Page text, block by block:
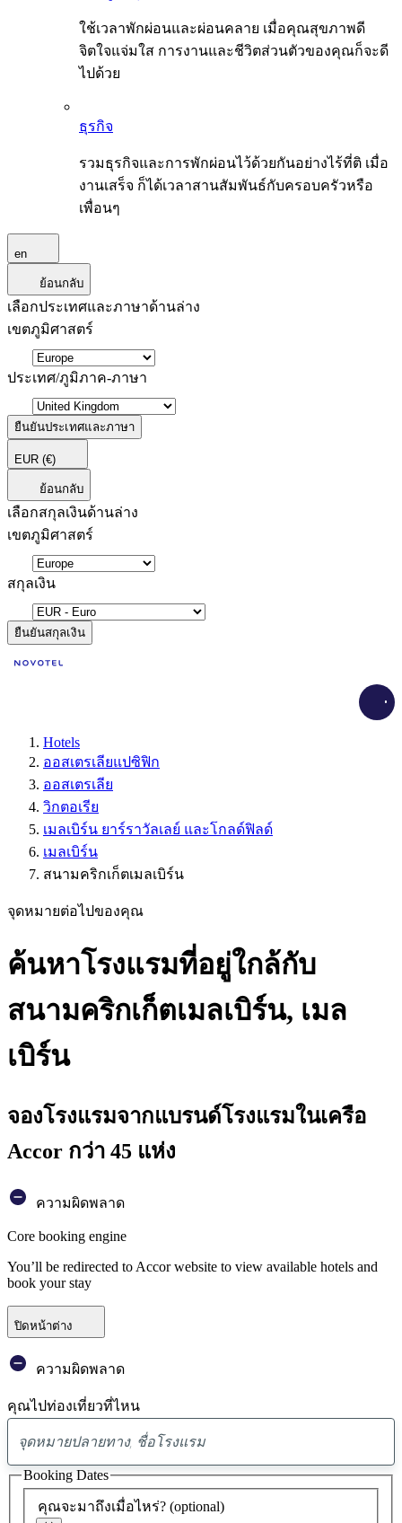
ใช้เวลาพักผ่อนและผ่อนคลาย เมื่อคุณสุขภาพดี
จิตใจแจ่มใส การงานและชีวิตส่วนตัวของคุณก็จะดี
ไปด้วย
ธุรกิจ
รวมธุรกิจและการพักผ่อนไว้ด้วยกันอย่างไร้ที่ติ เมื่อ
งานเสร็จ ก็ได้เวลาสานสัมพันธ์กับครอบครัวหรือ
เพื่อนๆ
en
ย้อนกลับ
เลือกประเทศและภาษาด้านล่าง
เขตภูมิศาสตร์
ประเทศ/ภูมิภาค-ภาษา
ยืนยันประเทศและภาษา
EUR (€)
ย้อนกลับ
เลือกสกุลเงินด้านล่าง
เขตภูมิศาสตร์
สกุลเงิน
ยืนยันสกุลเงิน
Hotels
ออสเตรเลียแปซิฟิก
ออสเตรเลีย
วิกตอเรีย
เมลเบิร์น ยาร์ราวัลเลย์ และโกลด์ฟิลด์
เมลเบิร์น
สนามคริกเก็ตเมลเบิร์น
จุดหมายต่อไปของคุณ
ค้นหาโรงแรมที่อยู่ใกล้กับ
สนามคริกเก็ตเมลเบิร์น, เมล
เบิร์น
จองโรงแรมจากแบรนด์โรงแรมในเครือ
Accor กว่า 45 แห่ง
ความผิดพลาด
Core booking engine
You’ll be redirected to Accor website to view available hotels and
book your stay
ปิดหน้าต่าง
ความผิดพลาด
คุณไปท่องเที่ยวที่ไหน
พบ
ข้อ
เสนอ
0
คุณจะมาถึงเมื่อไหร่? (optional)
Booking Dates